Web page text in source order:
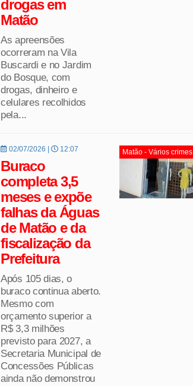
drogas em
Matão
As apreensões
ocorreram na Vila
Buscardi e no Jardim
do Bosque, com
drogas, dinheiro e
celulares recolhidos
pela...
02/07/2026 | 12:07
Buraco
completa 3,5
meses e expõe
falhas da Águas
de Matão e da
fiscalização da
Prefeitura
Após 105 dias, o
buraco continua aberto.
Mesmo com
orçamento superior a
R$ 3,3 milhões
previsto para 2027, a
Secretaria Municipal de
Concessões Públicas
ainda não demonstrou
Matão - Vários crimes